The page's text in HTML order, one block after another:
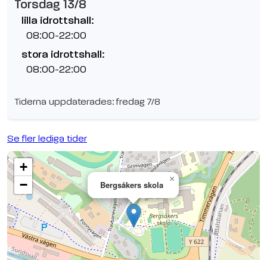
Torsdag 13/8
lilla idrottshall:
08:00-22:00
stora idrottshall:
08:00-22:00
Tiderna uppdaterades: fredag 7/8
Se fler lediga tider
Bergsåkers skola
×
+
−